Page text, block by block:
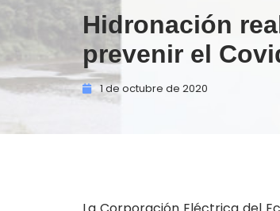
Hidronación
prevenir el
1 de octubre de 2020